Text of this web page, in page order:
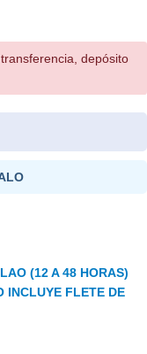
depósito
(12 A 48 HORAS)
INCLUYE FLETE DE